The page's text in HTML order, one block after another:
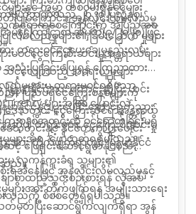
ပြုမိကြောင်း၊ အွန်လိုင်းလိမ်လည်မှု
မ်လည်မှုများ၏ ခြိမ်းခြောက် မှုများ
င်ငွေကြေးစီးဆင်းမှုအန္တရာယ်များ
သင့်လျော်သည့် အရေးယူမှုများ
ြန်မာနိုင်ငံအား တောင်းဆိုပြီးယင်း
မာနိုင်ငံနှင့် ပူးပေါင်းဆောင်ရွက်သွား
အဆိုပါ တရားမဝင် ငွေကြေးစီးဆင်းမှု
ားအား တိုက်ဖျက်ရာတွင် မြန်မာနိုင်ငံ
မှ လူကုန်ကူးခံရ သူများ၏
ျာစွာထည့်သွင်းစဉ်းစားရန် လိုအပ်
းသည်ကို စိစစ်တွေ့ရှိရပါသည်။
ားနှင့် ကမ္ဘာတစ်ဝှမ်းရှိနိုင်ငံများ
က်ရောက်စေကြောင်းကို အပြည့်အဝ
ော်ဗဟိုဘဏ်သည် ၂၀၂၀ ပြည့်နှစ်၊
န့်ကြော်ငြာစာ အမှတ်(၉/၂၀၂၀)ဖြင့်
အား တရားဝင်ငွေပေးချေမှုနည်းလမ်း
အသုံးပြုခြင်းမပြုရန် ကြေညာထား
များမှ တရားမဝင်ရရှိသော
များအဖြစ် ပြောင်းလဲ
ကြေးစနစ်အတွင်းသို့ဝင်ရောက်ခြင်းမရှိ
မှုများအရ ဖော်ထုတ်ရရှိပါသည်။
း ပြည်ပရှိငွေကြေးစနစ်များကို
ေသတွင်း ငွေကြေးဆိုင်ရာအန္တရာယ်
ဒေသတွင်းနှင့် နိုင်ငံတကာပူးပေါင်း
ဆင့် ဖြေရှင်းဆောင်ရွက်နိုင်မည်
သည်။
းရအနေဖြင့်အွန်လိုင်းလိမ်လည်မှုနှင့်
ျားအားတိုက်ဖျက်ရန် အမျိုးသား‌ရေး
တ်မှတ်ပြီးဆောင်ရွက်လျက်ရှိရာ အွန်